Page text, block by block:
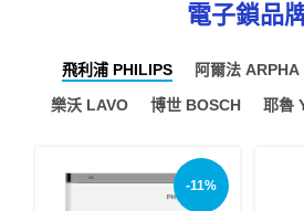
電子鎖品
飛利浦 PHILIPS 阿爾法 ARPHA
樂沃 LAVO
博世 BOSCH 耶魯
-11%